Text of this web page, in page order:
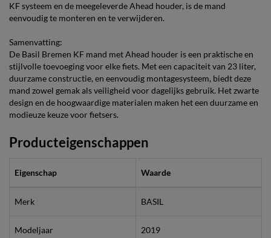
KF systeem en de meegeleverde Ahead houder, is de mand
eenvoudig te monteren en te verwijderen.
Samenvatting:
De Basil Bremen KF mand met Ahead houder is een praktische en
stijlvolle toevoeging voor elke fiets. Met een capaciteit van 23 liter,
duurzame constructie, en eenvoudig montagesysteem, biedt deze
mand zowel gemak als veiligheid voor dagelijks gebruik. Het zwarte
design en de hoogwaardige materialen maken het een duurzame en
modieuze keuze voor fietsers.
Producteigenschappen
Eigenschap Waarde
Merk BASIL
Modeljaar 2019